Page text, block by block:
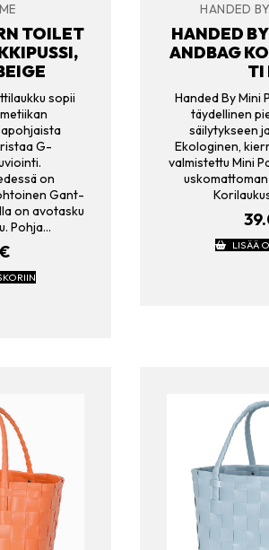
TOILET
sopii
G-
on
Gant-
on avotasku
Pohja…
€
HANDED
HANDED
ANDBAG
TI
Handed By Mini
täydellinen
säilytykseen
Ekologinen,
valmistettu Mini
LISÄÄ